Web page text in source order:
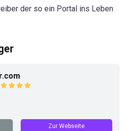
der so ein Portal ins Leben
Zur Webseite